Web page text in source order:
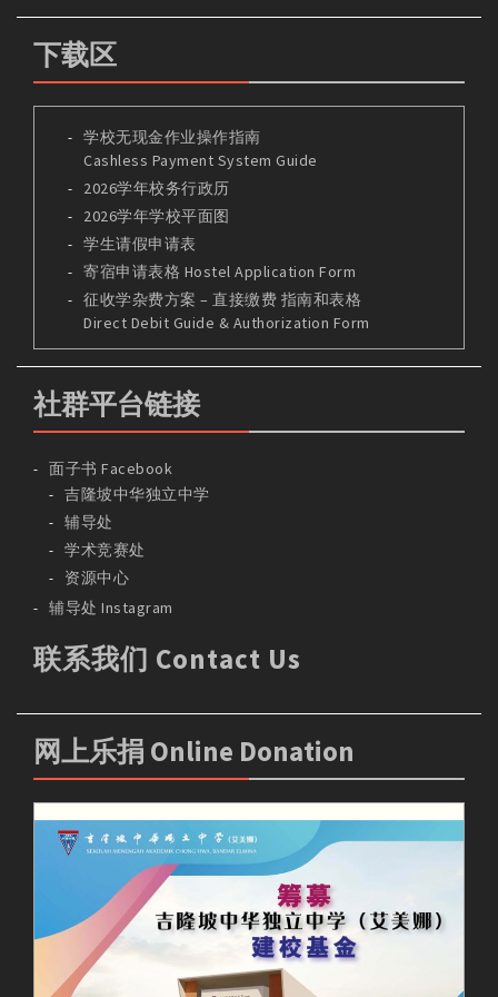
下载区
学校无现金作业操作指南
Cashless Payment System Guide
2026学年校务行政历
2026学年学校平面图
学生请假申请表
寄宿申请表格 Hostel Application Form
征收学杂费方案 – 直接缴费 指南和表格
Direct Debit Guide & Authorization Form
社群平台链接
面子书 Facebook
吉隆坡中华独立中学
辅导处
学术竞赛处
资源中心
辅导处 Instagram
联系我们 Contact Us
网上乐捐 Online Donation